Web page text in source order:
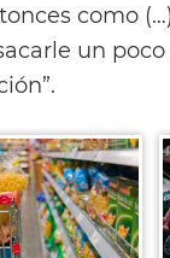
como
un